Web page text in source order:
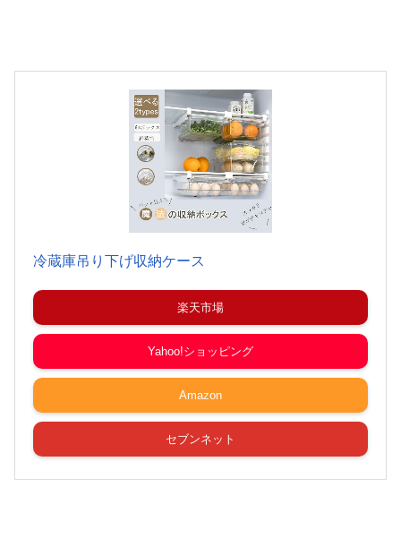
冷蔵庫吊り下げ収納ケース
楽天市場
Yahoo!ショッピング
Amazon
セブンネット